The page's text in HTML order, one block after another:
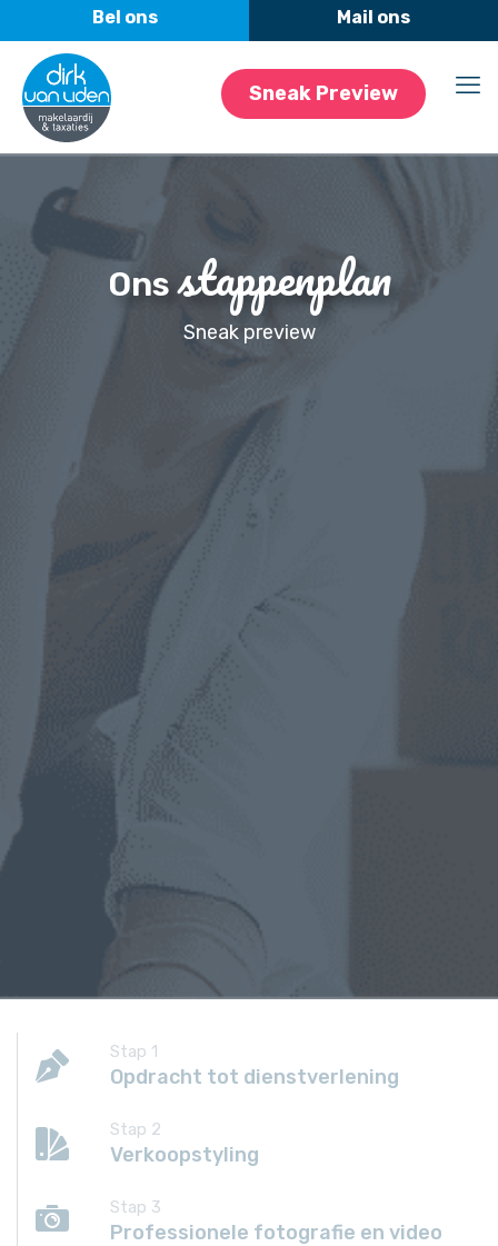
Sneak Preview
Onsstappenplan
Sneak preview
Opdracht tot dienstverlening
Stap 1
Verkoopstyling
Stap 2
Professionele fotografie en video
Stap 3